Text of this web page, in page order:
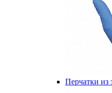
Перчатки из